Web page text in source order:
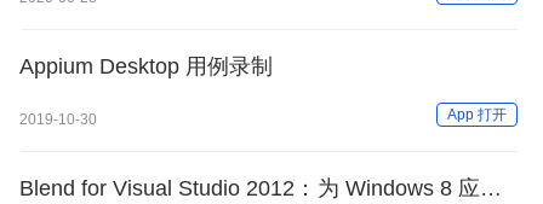
Appium Desktop 用例录制
2019-10-30 App 打开
Blend for Visual Studio 2012：为 Windows 8 应用所